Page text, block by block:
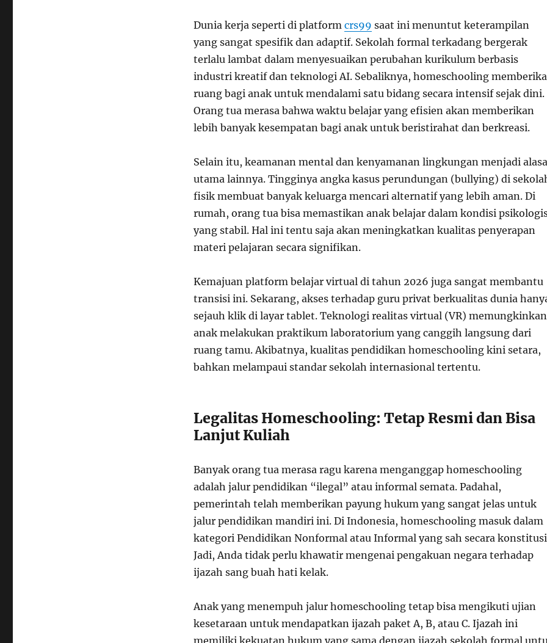
Dunia kerja seperti di platform crs99 saat ini menuntut keterampilan
yang sangat spesifik dan adaptif. Sekolah formal terkadang bergerak
terlalu lambat dalam menyesuaikan perubahan kurikulum berbasis
industri kreatif dan teknologi AI. Sebaliknya, homeschooling
ruang bagi anak untuk mendalami satu bidang secara intensif sejak dini.
Orang tua merasa bahwa waktu belajar yang efisien akan memberikan
lebih banyak kesempatan bagi anak untuk beristirahat dan berkreasi.
Selain itu, keamanan mental dan kenyamanan lingkungan menjadi
utama lainnya. Tingginya angka kasus perundungan (bullying) di
fisik membuat banyak keluarga mencari alternatif yang lebih aman. Di
rumah, orang tua bisa memastikan anak belajar dalam kondisi
yang stabil. Hal ini tentu saja akan meningkatkan kualitas penyerapan
materi pelajaran secara signifikan.
Kemajuan platform belajar virtual di tahun 2026 juga sangat membantu
transisi ini. Sekarang, akses terhadap guru privat berkualitas dunia
sejauh klik di layar tablet. Teknologi realitas virtual (VR) memungkinkan
anak melakukan praktikum laboratorium yang canggih langsung dari
ruang tamu. Akibatnya, kualitas pendidikan homeschooling kini setara,
bahkan melampaui standar sekolah internasional tertentu.
Legalitas Homeschooling: Tetap Resmi dan Bisa
Lanjut Kuliah
Banyak orang tua merasa ragu karena menganggap homeschooling
adalah jalur pendidikan “ilegal” atau informal semata. Padahal,
pemerintah telah memberikan payung hukum yang sangat jelas untuk
jalur pendidikan mandiri ini. Di Indonesia, homeschooling masuk dalam
kategori Pendidikan Nonformal atau Informal yang sah secara
Jadi, Anda tidak perlu khawatir mengenai pengakuan negara terhadap
ijazah sang buah hati kelak.
Anak yang menempuh jalur homeschooling tetap bisa mengikuti ujian
kesetaraan untuk mendapatkan ijazah paket A, B, atau C. Ijazah ini
memiliki kekuatan hukum yang sama dengan ijazah sekolah formal